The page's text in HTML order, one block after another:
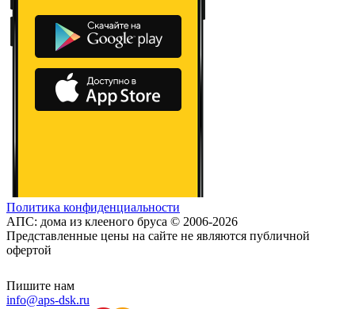
Политика конфиденциальности
АПС: дома из клееного бруса © 2006-2026
Представленные цены на сайте не являются публичной
офертой
Пишите нам
info@aps-dsk.ru